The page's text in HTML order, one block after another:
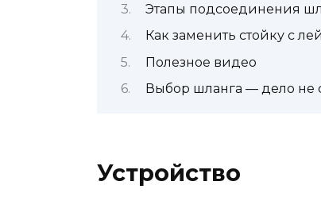
Этапы подсоединения
Как заменить стойку с
Полезное видео
Выбор шланга — дело не
Устройство